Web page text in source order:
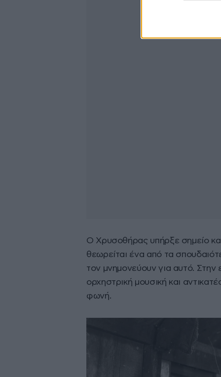
Ο Χρυσοθήρας υπήρξε σημείο
θεωρείται ένα από τα
τον μνημονεύουν για αυτό. Στην
ορχηστρική μουσική και
φωνή.